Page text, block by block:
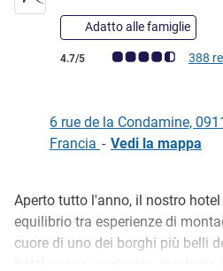
Adatto alle famiglie
Giudizio clienti (Valutazione ALL)
4.7/5 388
6 rue de la Condamine,
Francia - Vedi la mappa
Descrizione
Aperto tutto l'anno, il nostro
equilibrio tra esperienze di
cuore di uno dei borghi più belli